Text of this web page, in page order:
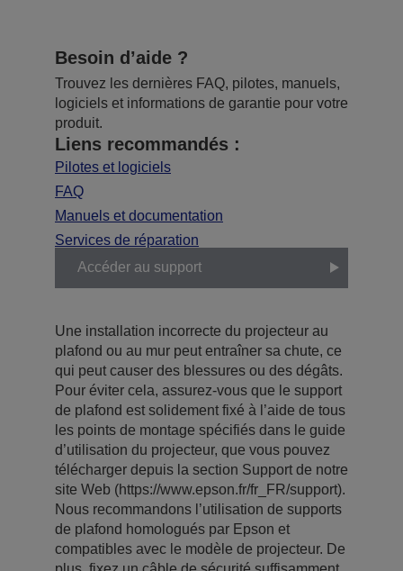
Besoin d’aide ?
Trouvez les dernières FAQ, pilotes, manuels,
logiciels et informations de garantie pour votre
produit.
Liens recommandés :
Pilotes et logiciels
FAQ
Manuels et documentation
Services de réparation
Accéder au support
Une installation incorrecte du projecteur au
plafond ou au mur peut entraîner sa chute, ce
qui peut causer des blessures ou des dégâts.
Pour éviter cela, assurez-vous que le support
de plafond est solidement fixé à l’aide de tous
les points de montage spécifiés dans le guide
d’utilisation du projecteur, que vous pouvez
télécharger depuis la section Support de notre
site Web (https://www.epson.fr/fr_FR/support).
Nous recommandons l’utilisation de supports
de plafond homologués par Epson et
compatibles avec le modèle de projecteur. De